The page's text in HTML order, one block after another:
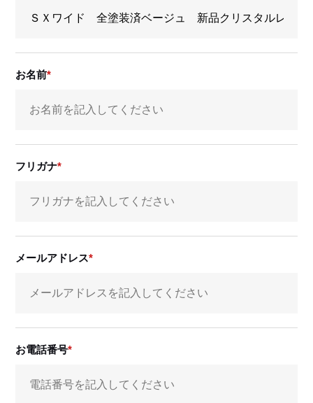
お名前
フリガナ
メールアドレス
お電話番号